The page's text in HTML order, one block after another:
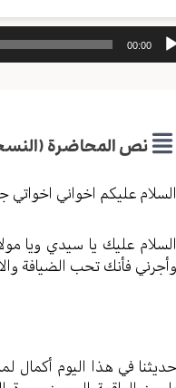
00:00
نص المحاضرة
السلام عليكم اخواني اخواتي
السلام عليك يا سيدي ويا
وأجرني فأنك تحب الضيافة
حديثنا في هذا اليوم أكمال